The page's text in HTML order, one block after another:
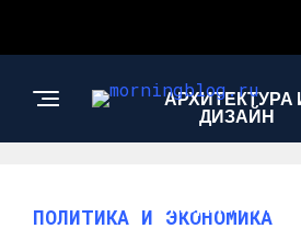
АРХИТЕКТУРА
ДИЗАЙН
МОДА И СТИЛЬ
ПОЛИТИКА И ЭКОНОМИКА